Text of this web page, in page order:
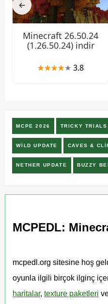
←
Minecraft 26.50.24
(1.26.50.24) indir
3.8
MCPE 2026 TRICKY TRIALS
WILD UPDATE CAVES &
NETHER UPDATE BUZZY
MCPEDL:
mcpedl.org sitesine hoş
oyunla ilgili birçok ilginç
haritalar, texture paketleri